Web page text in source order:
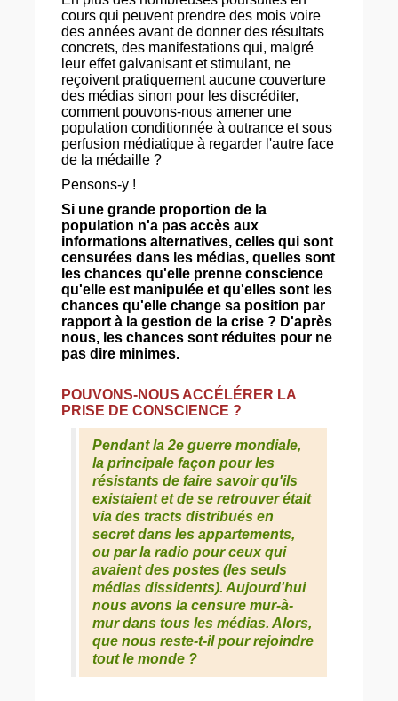
cours qui peuvent prendre des mois voire
des années avant de donner des résultats
concrets, des manifestations qui, malgré
leur effet galvanisant et stimulant, ne
reçoivent pratiquement aucune couverture
des médias sinon pour les discréditer,
comment pouvons-nous amener une
population conditionnée à outrance et sous
perfusion médiatique à regarder l'autre face
de la médaille ?
Pensons-y !
Si une grande proportion de la
population n'a pas accès aux
informations alternatives, celles qui sont
censurées dans les médias, quelles sont
les chances qu'elle prenne conscience
qu'elle est manipulée et qu'elles sont les
chances qu'elle change sa position par
rapport à la gestion de la crise ? D'après
nous, les chances sont réduites pour ne
pas dire minimes.
POUVONS-NOUS ACCÉLÉRER LA
PRISE DE CONSCIENCE ?
Pendant la 2e guerre mondiale,
la principale façon pour les
résistants de faire savoir qu'ils
existaient et de se retrouver était
via des tracts distribués en
secret dans les appartements,
ou par la radio pour ceux qui
avaient des postes (les seuls
médias dissidents). Aujourd'hui
nous avons la censure mur-à-
mur dans tous les médias. Alors,
que nous reste-t-il pour rejoindre
tout le monde ?